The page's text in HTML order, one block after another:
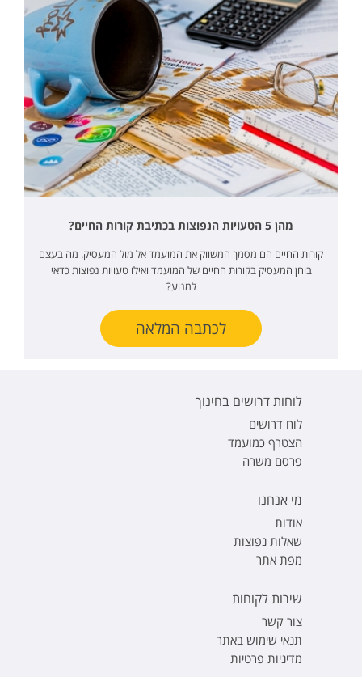
מהן 5 הטעויות הנפוצות בכתיבת קורות החיים?
קורות החיים הם מסמך המשווק את המועמד אל מול המעסיק. מה בעצם
בוחן המעסיק בקורות החיים של המועמד ואילו טעויות נפוצות כדאי
למנוע?
לכתבה המלאה
לוחות דרושים בחינוך
לוח דרושים
הצטרף כמועמד
פרסם משרה
מי אנחנו
אודות
שאלות נפוצות
מפת אתר
שירות לקוחות
צור קשר
תנאי שימוש באתר
מדיניות פרטיות